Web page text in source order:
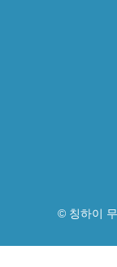
© 칭하이